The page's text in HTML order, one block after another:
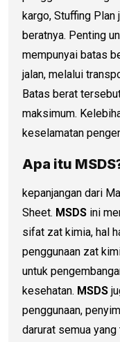
kargo, Stuffing
beratnya. Penting
mempunyai batas
jalan, melalui
Batas berat
maksimum.
keselamatan
Apa itu
kepanjangan dari
Sheet. MSDS ini
sifat zat kimia, hal
penggunaan zat
untuk
kesehatan. MSDS
penggunaan,
darurat semua